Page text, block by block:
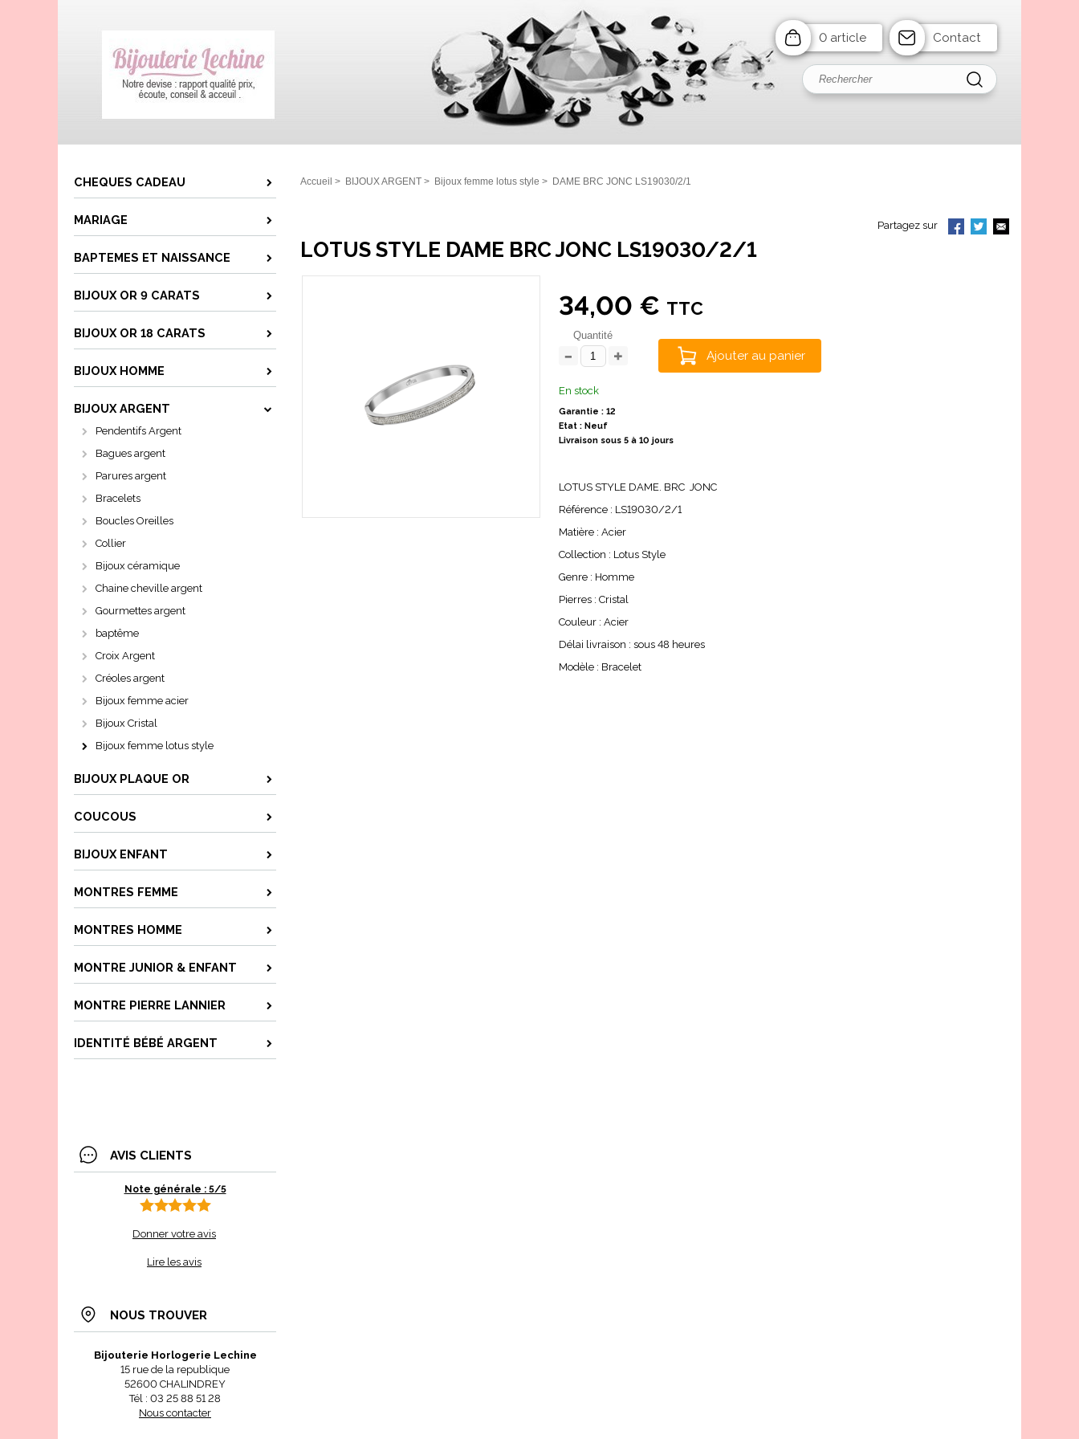
0 article Contact
CHEQUES CADEAU
MARIAGE
BAPTEMES ET NAISSANCE
BIJOUX OR 9 CARATS
BIJOUX OR 18 CARATS
BIJOUX HOMME
BIJOUX ARGENT
Pendentifs Argent
Bagues argent
Parures argent
Bracelets
Boucles Oreilles
Collier
Bijoux céramique
Chaine cheville argent
Gourmettes argent
baptême
Croix Argent
Créoles argent
Bijoux femme acier
Bijoux Cristal
Bijoux femme lotus style
BIJOUX PLAQUE OR
COUCOUS
BIJOUX ENFANT
MONTRES FEMME
MONTRES HOMME
MONTRE JUNIOR & ENFANT
MONTRE PIERRE LANNIER
IDENTITÉ BÉBÉ ARGENT
AVIS CLIENTS
Note générale : 5/5
Donner votre avis
Lire les avis
NOUS TROUVER
Bijouterie Horlogerie Lechine
15 rue de la republique
52600 CHALINDREY
Tél : 03 25 88 51 28
Nous contacter
Accueil > BIJOUX ARGENT > Bijoux femme lotus style > DAME BRC JONC LS19030/2/1
Partagez sur
LOTUS STYLE DAME BRC JONC LS19030/2/1
34,00 € TTC
Quantité
Ajouter au panier
En stock
Garantie : 12
Etat : Neuf
Livraison sous 5 à 10 jours
LOTUS STYLE DAME. BRC JONC
Référence : LS19030/2/1
Matière : Acier
Collection : Lotus Style
Genre : Homme
Pierres : Cristal
Couleur : Acier
Délai livraison : sous 48 heures
Modèle : Bracelet